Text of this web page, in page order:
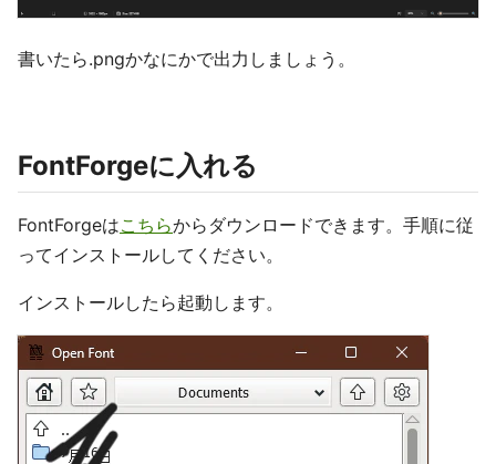
書いたら.pngかなにかで出力しましょう。
FontForgeに入れる
FontForgeはこちらからダウンロードできます。手順に従
ってインストールしてください。
インストールしたら起動します。